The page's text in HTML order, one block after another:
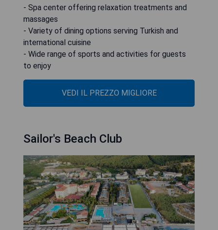
- Spa center offering relaxation treatments and
massages
- Variety of dining options serving Turkish and
international cuisine
- Wide range of sports and activities for guests
to enjoy
VEDI IL PREZZO MIGLIORE
Sailor's Beach Club